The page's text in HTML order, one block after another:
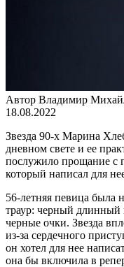
Автор Владимир
18.08.2022
Звезда 90-х Марина
дневном свете и ее
послужило прощание с
который написал для
56-летняя певица была
траур: черный
черные очки. Звезда
из-за сердечного
он хотел для нее
она бы включила в